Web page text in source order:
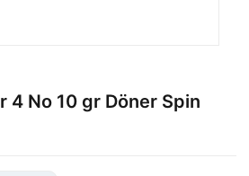
4 No 10 gr Döner Spin